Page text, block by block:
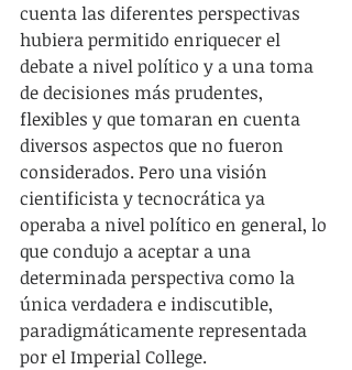
cuenta las diferentes perspectivas
hubiera permitido enriquecer el
debate a nivel político y a una toma
de decisiones más prudentes,
flexibles y que tomaran en cuenta
diversos aspectos que no fueron
considerados. Pero una visión
cientificista y tecnocrática ya
operaba a nivel político en general, lo
que condujo a aceptar a una
determinada perspectiva como la
única verdadera e indiscutible,
paradigmáticamente representada
por el Imperial College.